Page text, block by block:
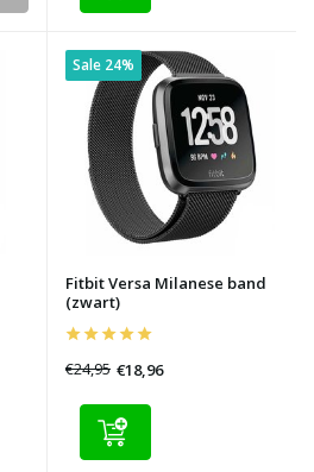
Sale 24%
Fitbit Versa Milanese band
(zwart)
€24,95 €18,96